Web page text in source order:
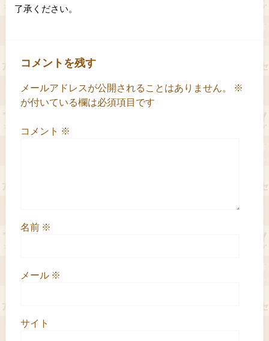
了承ください。
コメントを残す
メールアドレスが公開されることはありません。
※
が付いている欄は必須項目です
コメント ※
名前 ※
メール ※
サイト